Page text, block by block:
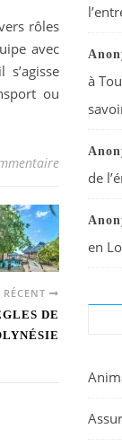
rôles
avec
ou
RÉCENT
DE
à
de
en